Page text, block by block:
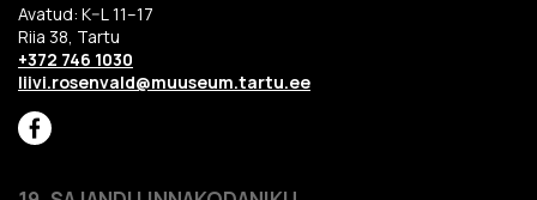
Avatud: K–L 11–17
Riia 38, Tartu
+372 746 1030
liivi.rosenvald@muuseum.tartu.ee